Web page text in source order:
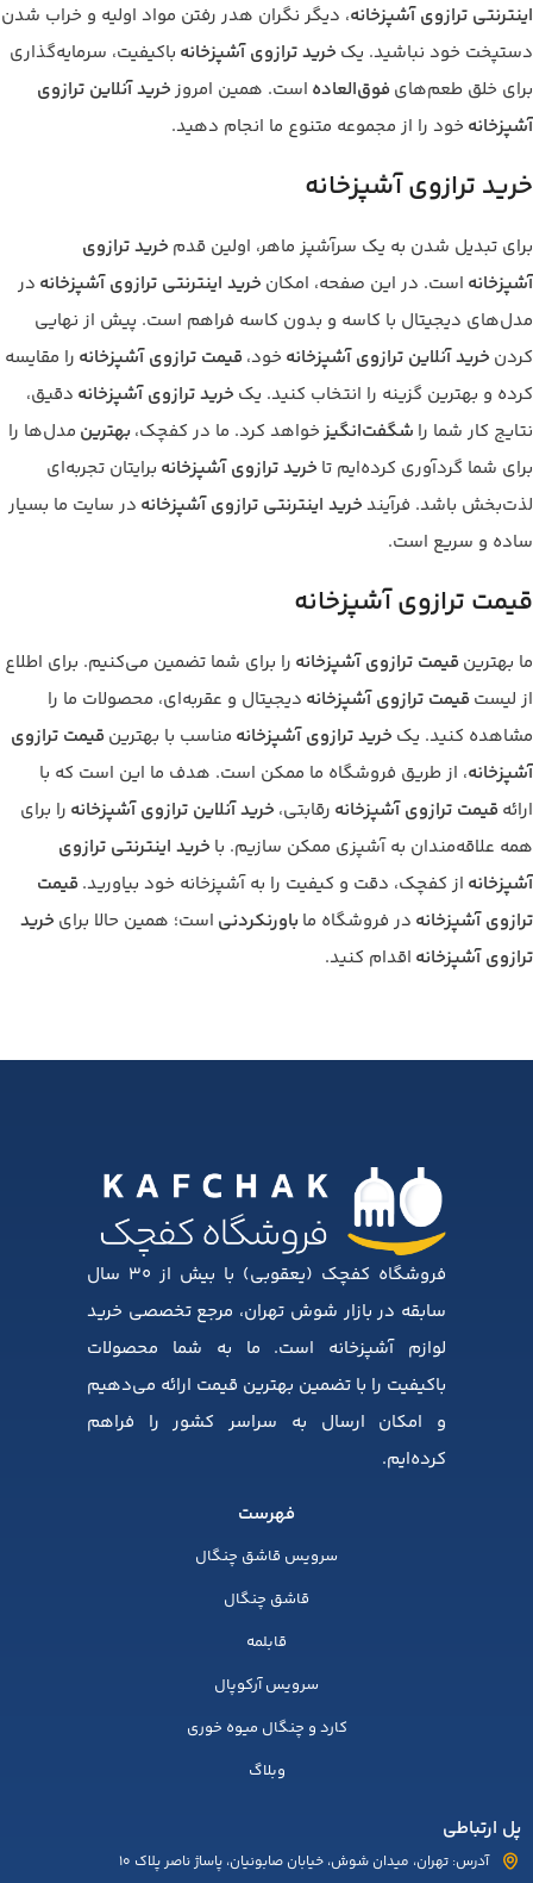
اینترنتی ترازوی آشپزخانه، دیگر نگران هدر رفتن مواد اولیه و خراب شدن
دستپخت خود نباشید. یک خرید ترازوی آشپزخانه باکیفیت، سرمایه‌گذاری
برای خلق طعم‌های فوق‌العاده است. همین امروزخرید آنلاین ترازوی
آشپزخانه خود را از مجموعه متنوع ما انجام دهید.
خرید ترازوی آشپزخانه
برای تبدیل شدن به یک سرآشپز ماهر، اولین قدم خرید ترازوی
آشپزخانه است. در این صفحه، امکان خرید اینترنتی ترازوی آشپزخانه در
مدل‌های دیجیتال با کاسه و بدون کاسه فراهم است. پیش از نهایی
کردن خرید آنلاین ترازوی آشپزخانه خود، قیمت ترازوی آشپزخانه را مقایسه
کرده و بهترین گزینه را انتخاب کنید. یک خرید ترازوی آشپزخانه دقیق،
نتایج کار شما را شگفت‌انگیزخواهد کرد. ما در کفچک،بهترین مدل‌ها را
برای شما گردآوری کرده‌ایم تا خرید ترازوی آشپزخانه برایتان تجربه‌ای
لذت‌بخش باشد. فرآیندخرید اینترنتی ترازوی آشپزخانه در سایت ما بسیار
ساده و سریع است.
قیمت ترازوی آشپزخانه
ما بهترین قیمت ترازوی آشپزخانه را برای شما تضمین می‌کنیم. برای اطلاع
از لیست قیمت ترازوی آشپزخانه دیجیتال و عقربه‌ای، محصولات ما را
مشاهده کنید. یک خرید ترازوی آشپزخانه مناسب با بهترین قیمت ترازوی
آشپزخانه، از طریق فروشگاه ما ممکن است. هدف ما این است که با
ارائه قیمت ترازوی آشپزخانه رقابتی، خرید آنلاین ترازوی آشپزخانه را برای
همه علاقه‌مندان به آشپزی ممکن سازیم. با خرید اینترنتی ترازوی
آشپزخانه از کفچک، دقت و کیفیت را به آشپزخانه خود بیاورید. قیمت
ترازوی آشپزخانه در فروشگاه ماباورنکردنی است؛ همین حالا برای خرید
ترازوی آشپزخانه اقدام کنید.
فروشگاه کفچک (یعقوبی) با بیش از ۳۰ سال
سابقه در بازار شوش تهران، مرجع تخصصی خرید
لوازم آشپزخانه است. ما به شما محصولات
باکیفیت را با تضمین بهترین قیمت ارائه می‌دهیم
و امکان ارسال به سراسر کشور را فراهم
کرده‌ایم.
فهرست
سرویس قاشق چنگال
قاشق چنگال
قابلمه
سرویس آرکوپال
کارد و چنگال میوه خوری
وبلاگ
پل ارتباطی
آدرس: تهران، میدان شوش، خیابان صابونیان، پاساژ ناصر پلاک 10